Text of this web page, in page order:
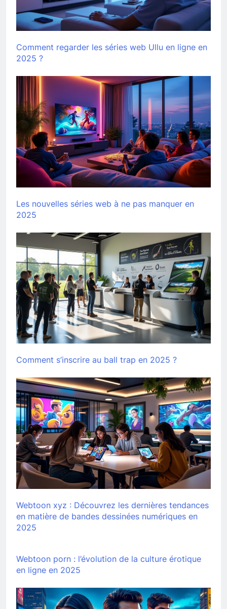
Comment regarder les séries web Ullu en ligne en
2025 ?
Les nouvelles séries web à ne pas manquer en
2025
Comment s’inscrire au ball trap en 2025 ?
Webtoon xyz : Découvrez les dernières tendances
en matière de bandes dessinées numériques en
2025
Webtoon porn : l’évolution de la culture érotique
en ligne en 2025